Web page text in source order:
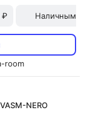
₽ Наличными
room
NERO